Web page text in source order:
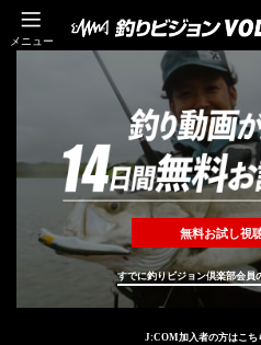
メニュー
無料お試し視
すでに釣りビジョン倶楽部会員
J:COM加入者の方はこち